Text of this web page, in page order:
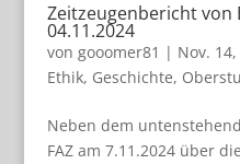
Zeitzeugenbericht von
04.11.2024
von gooomer81 | Nov.
Ethik, Geschichte,
Neben dem
FAZ am 7.11.2024 über